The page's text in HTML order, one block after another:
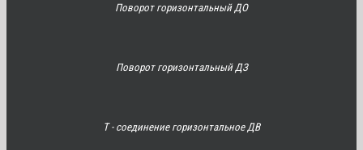
Поворот горизонтальный ДО
Поворот горизонтальный ДЗ
Т - соединение горизонтальное ДВ